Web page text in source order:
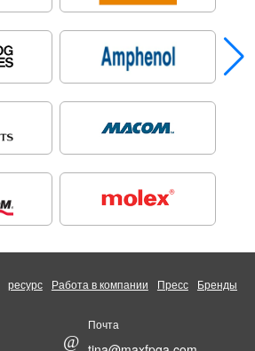
ресурс Работа в компании Пресс Бренды
@
Почта